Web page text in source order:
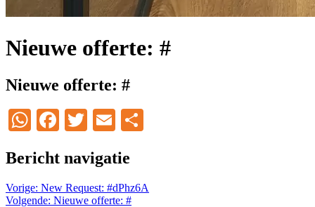
Nieuwe offerte: #
Nieuwe offerte: #
WhatsApp
Facebook
TwitterEmail
Bericht navigatie
Vorige: New Request: #dPhz6A
Volgende: Nieuwe offerte: #